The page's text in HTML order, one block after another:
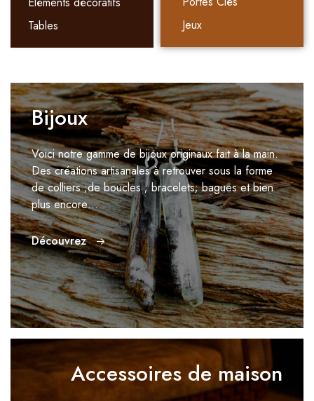
Tables
Jeux
Bijoux
Voici notre gamme de bijoux originaux fait à la main.
Des créations artisanales à retrouver sous la forme
de colliers ;de boucles ; bracelets; bagues et bien
plus encore…
Découvrez
Accessoires de maison